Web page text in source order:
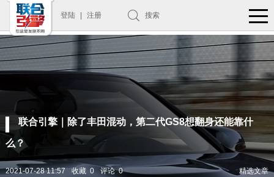
登陆 注册 搜索
联合引擎｜除了丰田混动，第二代GS8想翻身还能靠什
么？
2021-07-28 11:57 收藏 0 评论 0 精选文章